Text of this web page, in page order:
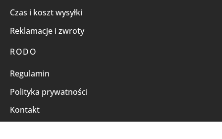
Czas i koszt wysyłki
Reklamacje i zwroty
RODO
Regulamin
Polityka prywatności
Kontakt